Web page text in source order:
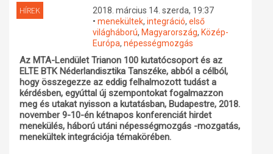
Műhelymunkák
HÍREK
2018. március 14. szerda, 19:37
• menekültek, integráció, első
világháború, Magyarország, Közép-
Európa, népességmozgás
Az MTA-Lendület Trianon 100 kutatócsoport és az
ELTE BTK Néderlandisztika Tanszéke, abból a célból,
hogy összegezze az eddig felhalmozott tudást a
kérdésben, egyúttal új szempontokat fogalmazzon
meg és utakat nyisson a kutatásban, Budapestre, 2018.
november 9-10-én kétnapos konferenciát hirdet
menekülés, háború utáni népességmozgás -mozgatás,
menekültek integrációja témakörében.